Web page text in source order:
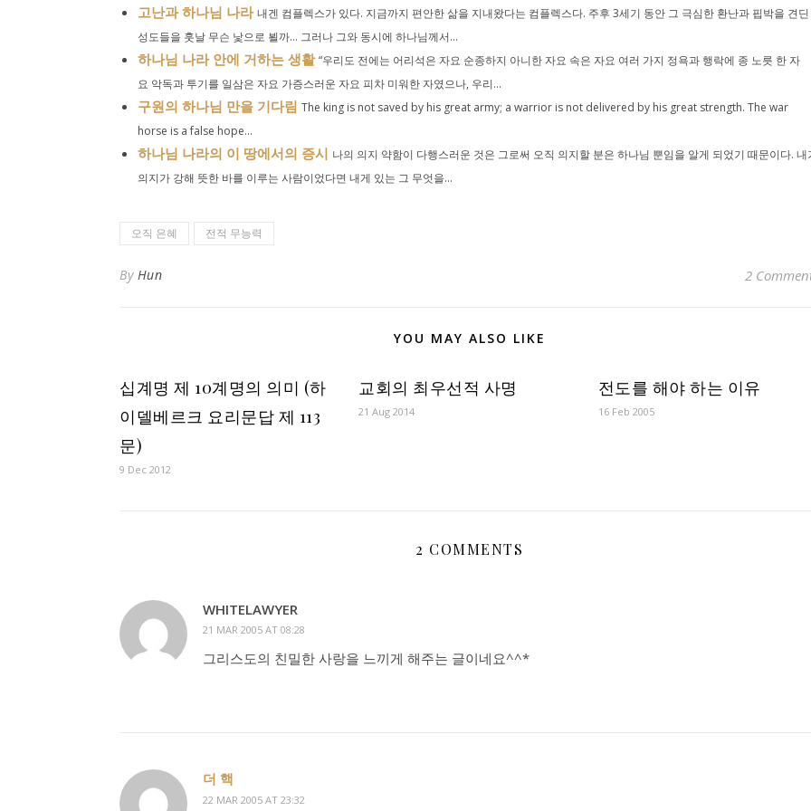
고난과 하나님 나라 내겐 컴플렉스가 있다. 지금까지 편안한 삶을 지내왔다는 컴플렉스다. 주후 3세기 동안 그 극심한 환난과 핍박을 견딘
성도들을 훗날 무슨 낯으로 뵐까… 그러나 그와 동시에 하나님께서...
하나님 나라 안에 거하는 생활 “우리도 전에는 어리석은 자요 순종하지 아니한 자요 속은 자요 여러 가지 정욕과 행락에 종 노릇 한 자
요 악독과 투기를 일삼은 자요 가증스러운 자요 피차 미워한 자였으나, 우리...
구원의 하나님 만을 기다림 The king is not saved by his great army; a warrior is not delivered by his great strength. The war
horse is a false hope...
하나님 나라의 이 땅에서의 증시 나의 의지 약함이 다행스러운 것은 그로써 오직 의지할 분은 하나님 뿐임을 알게 되었기 때문이다. 내
의지가 강해 뜻한 바를 이루는 사람이었다면 내게 있는 그 무엇을...
오직 은혜 전적 무능력
By Hun 2
YOU MAY ALSO LIKE
십계명 제 10계명의 의미 (하
이델베르크 요리문답 제 113
문)
9 Dec 2012
교회의 최우선적 사명
21 Aug 2014
전도를 해야 하는 이유
16 Feb 2005
2 COMMENTS
WHITELAWYER
21 MAR 2005 AT 08:28
그리스도의 친밀한 사랑을 느끼게 해주는 글이네요^^*
더 핵
22 MAR 2005 AT 23:32